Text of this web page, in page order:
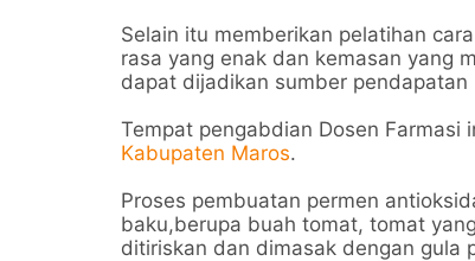
Selain itu memberikan pelatihan
rasa yang enak dan kemasan yang
dapat dijadikan sumber pendapatan
Tempat pengabdian Dosen Farmasi
Kabupaten Maros.
Proses pembuatan permen
baku,berupa buah tomat, tomat
ditiriskan dan dimasak dengan gula